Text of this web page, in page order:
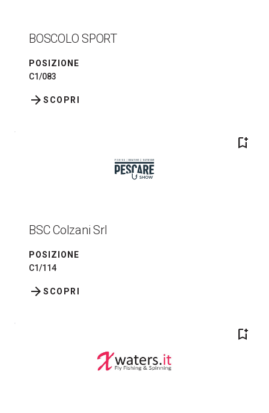
BOSCOLO SPORT
POSIZIONE
C1/083
SCOPRI
arrow_forward
bookmark_add
BSC Colzani Srl
POSIZIONE
C1/114
SCOPRI
arrow_forward
bookmark_add